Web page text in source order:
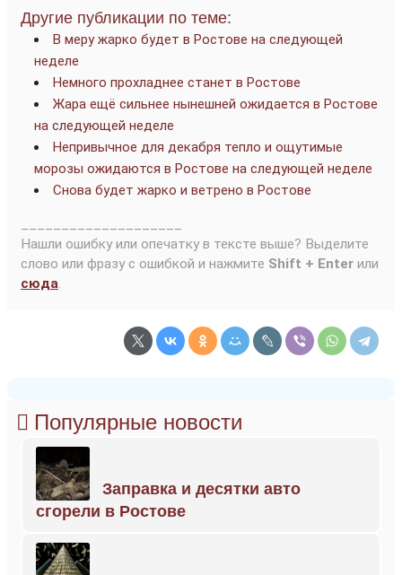
Другие публикации по теме:
В меру жарко будет в Ростове на следующей
неделе
Немного прохладнее станет в Ростове
Жара ещё сильнее нынешней ожидается в Ростове
на следующей неделе
Непривычное для декабря тепло и ощутимые
морозы ожидаются в Ростове на следующей неделе
Снова будет жарко и ветрено в Ростове
Нашли ошибку или опечатку в тексте выше? Выделите
слово или фразу с ошибкой и нажмите Shift + Enter или
сюда.
Популярные новости
Заправка и десятки авто
сгорели в Ростове